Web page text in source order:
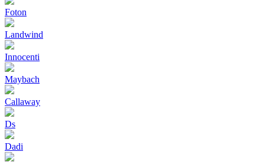
Foton
Landwind
Innocenti
Maybach
Callaway
Ds
Dadi